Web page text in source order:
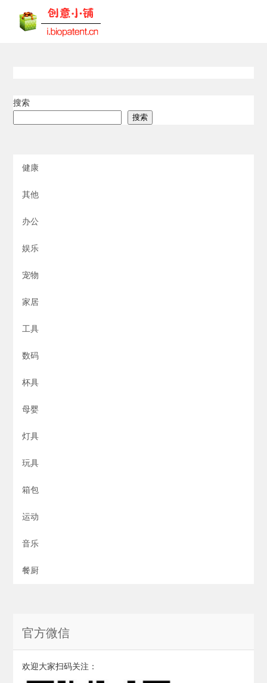
搜索
搜索
健康
其他
办公
娱乐
宠物
家居
工具
数码
杯具
母婴
灯具
玩具
箱包
运动
音乐
餐厨
官方微信
欢迎大家扫码关注：